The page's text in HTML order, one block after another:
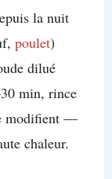
la nuit
poulet)
dilué
min, rince
modifient —
chaleur.